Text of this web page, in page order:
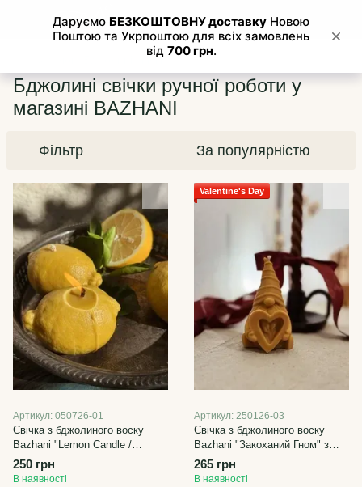
Бджолині свічки
Бджолині свічки ручної роботи у
магазині BAZHANI
Фільтр За популярністю
Артикул: 050726-01
Свічка з бджолиного воску
Bazhani "Lemon Candle /
Лимон" у вигляді натурального
лимона
250 грн
В наявності
Valentine's Day
Артикул: 250126-03
Свічка з бджолиного воску
Bazhani "Закоханий Гном" з
серцем
265 грн
В наявності